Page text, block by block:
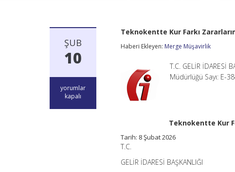
ŞUB
10
Teknokentte
Kur
yorumlar
kapalı
Teknokentte Kur Farkı
Haberi Ekleyen: Merge Müşavirlik
T.C. GELİR İDARESİ
Müdürlüğü Sayı: E-
Teknokentte Kur
Tarih: 8 Şubat 2026
T.C.
GELİR İDARESİ BAŞKANLIĞI